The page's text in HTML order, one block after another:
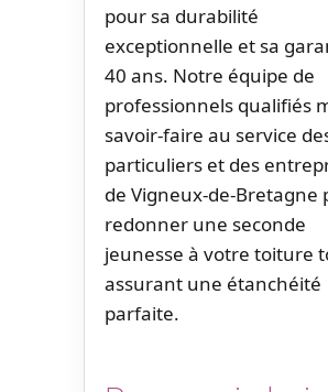
pour sa durabilité
exceptionnelle et sa
40 ans. Notre équipe de
professionnels qualifiés
savoir-faire au service
particuliers et des
de Vigneux-de-Bretagne
redonner une seconde
jeunesse à votre toiture
assurant une étanchéité
parfaite.